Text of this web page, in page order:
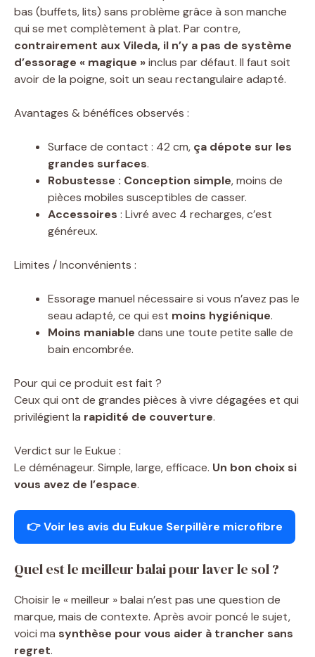
bas (buffets, lits) sans problème grâce à son manche
qui se met complètement à plat. Par contre,
contrairement aux Vileda, il n’y a pas de système
d’essorage « magique »inclus par défaut. Il faut soit
avoir de la poigne, soit un seau rectangulaire adapté.
Avantages & bénéfices observés :
Surface de contact : 42 cm, ça dépote sur les
grandes surfaces.
Robustesse : Conception simple, moins de
pièces mobiles susceptibles de casser.
Accessoires : Livré avec 4 recharges, c’est
généreux.
Limites / Inconvénients :
Essorage manuel nécessaire si vous n’avez pas le
seau adapté, ce qui est moins hygiénique.
Moins maniable dans une toute petite salle de
bain encombrée.
Pour qui ce produit est fait ?
Ceux qui ont de grandes pièces à vivre dégagées et qui
privilégient la rapidité de couverture.
Verdict sur le Eukue :
Le déménageur. Simple, large, efficace. Un bon choix si
vous avez de l’espace.
👉 Voir les avis du Eukue Serpillère microfibre
Quel est le meilleur balai pour laver le sol ?
Choisir le « meilleur » balai n’est pas une question de
marque, mais de contexte. Après avoir poncé le sujet,
voici ma synthèse pour vous aider à trancher sans
regret.